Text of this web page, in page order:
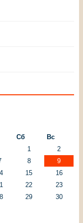
Сб
Вс
1
2
8
9
15
16
22
23
29
30